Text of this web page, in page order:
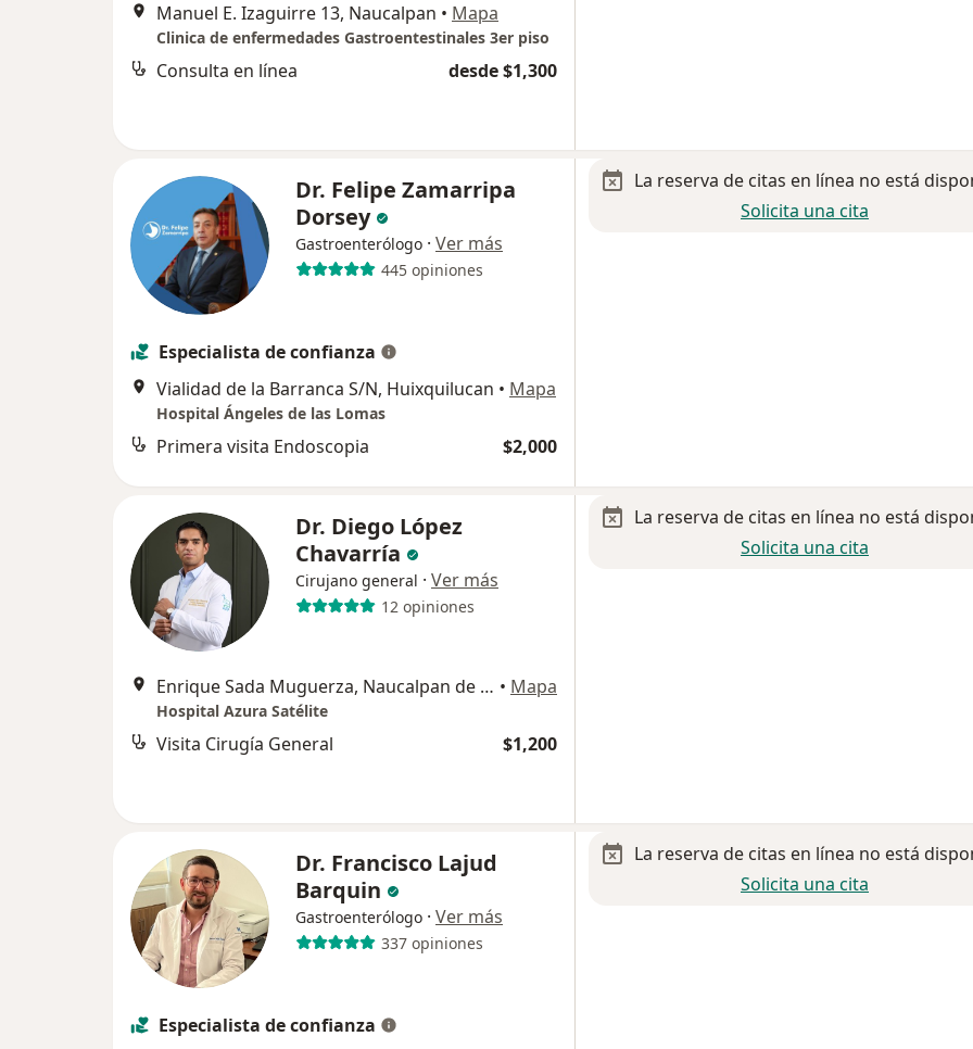
Manuel E. Izaguirre 13, Naucalpan • Mapa
Clinica de enfermedades Gastroentestinales 3er piso
Consulta en línea desde $1,300
Dr. Felipe Zamarripa
Dorsey
Gastroenterólogo · Ver más
445 opiniones
Especialista de confianza
Vialidad de la Barranca S/N, Huixquilucan • Mapa
Hospital Ángeles de las Lomas
Primera visita Endoscopia $2,000
La reserva de citas en línea no está
Solicita una cita
Dr. Diego López
Chavarría
Cirujano general · Ver más
12 opiniones
Enrique Sada Muguerza, Naucalpan de Juárez • Mapa
Hospital Azura Satélite
Visita Cirugía General $1,200
La reserva de citas en línea no está
Solicita una cita
Dr. Francisco Lajud
Barquin
Gastroenterólogo · Ver más
337 opiniones
Especialista de confianza
La reserva de citas en línea no está
Solicita una cita